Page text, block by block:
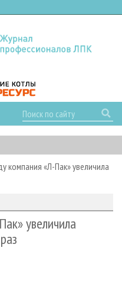
компания «Л-Пак» увеличила
увеличила